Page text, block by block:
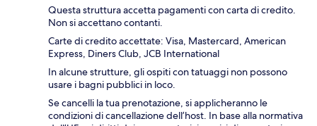
Questa struttura accetta pagamenti con carta di credito.
Non si accettano contanti.
Carte di credito accettate: Visa, Mastercard, American
Express, Diners Club, JCB International
In alcune strutture, gli ospiti con tatuaggi non possono
usare i bagni pubblici in loco.
Se cancelli la tua prenotazione, si applicheranno le
condizioni di cancellazione dell’host. In base alla normativa